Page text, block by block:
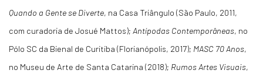
Quando a Gente se Diverte, na Casa Triângulo (São Paulo, 2011,
com curadoria de Josué Mattos); Antípodas Contemporâneas, no
Pólo SC da Bienal de Curitiba (Florianópolis, 2017); MASC 70 Anos,
no Museu de Arte de Santa Catarina (2018); Rumos Artes Visuais,